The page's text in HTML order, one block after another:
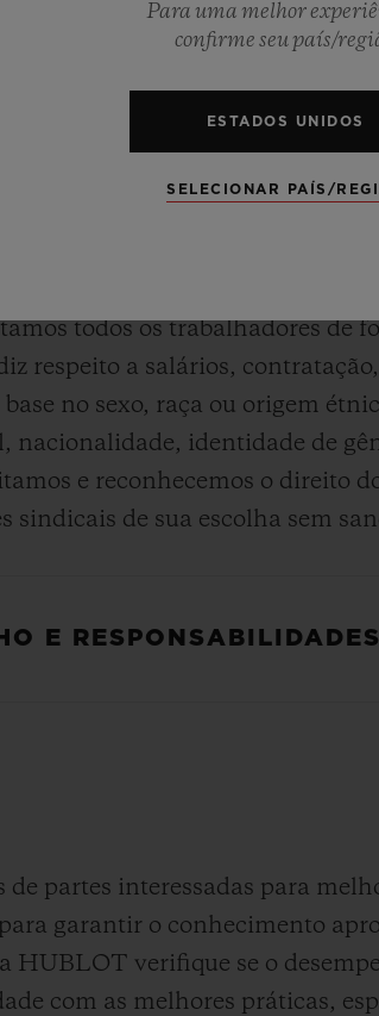
servidão ou tráfico de
compulsórias, retenção de
fornecer um pagamento
os trabalhadores têm o
nossos funcionários,
nem praticamos
tratamento cruel,
todos os trabalhadores de
respeito a salários,
no sexo, raça ou origem
identidade de
e reconhecemos o direito
sindicais de sua escolha sem
E
partes interessadas para
garantir o conhecimento
HUBLOT verifique se o
com as melhores práticas,
Para uma melhor
confirme seu país/
ESTADOS UNIDOS
SELECIONAR PAÍS/